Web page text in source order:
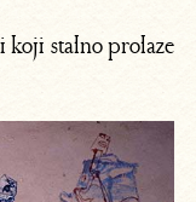
stalno prolaze